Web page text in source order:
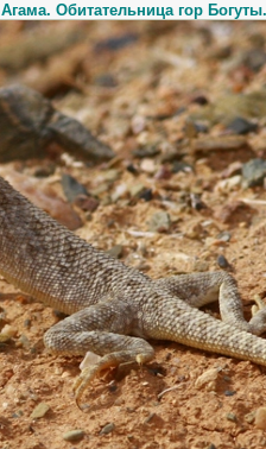
Агама. Обитательница гор Богуты.